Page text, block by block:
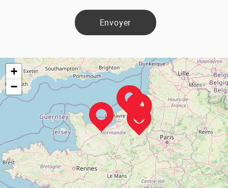
Envoyer
+
−